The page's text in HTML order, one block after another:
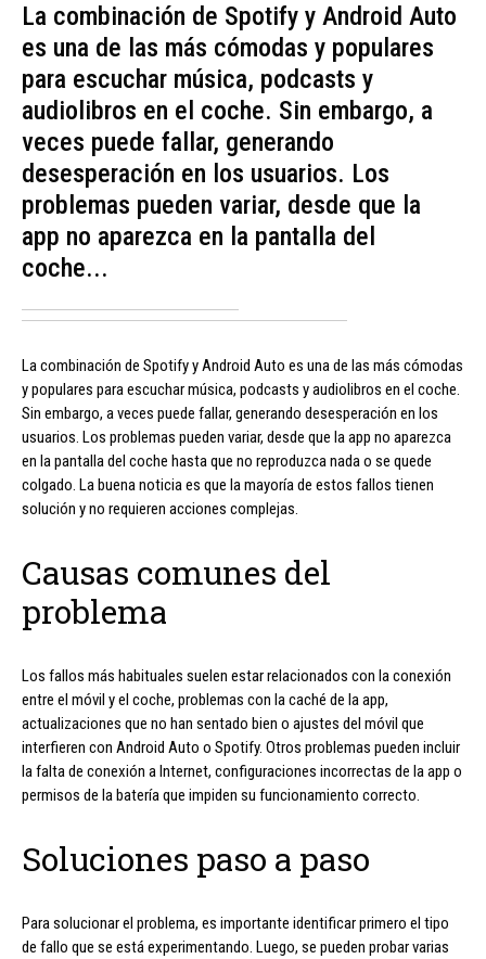
La combinación de Spotify y Android Auto
es una de las más cómodas y populares
para escuchar música, podcasts y
audiolibros en el coche. Sin embargo, a
veces puede fallar, generando
desesperación en los usuarios. Los
problemas pueden variar, desde que la
app no aparezca en la pantalla del
coche...
La combinación de Spotify y Android Auto es una de las más cómodas
y populares para escuchar música, podcasts y audiolibros en el coche.
Sin embargo, a veces puede fallar, generando desesperación en los
usuarios. Los problemas pueden variar, desde que la app no aparezca
en la pantalla del coche hasta que no reproduzca nada o se quede
colgado. La buena noticia es que la mayoría de estos fallos tienen
solución y no requieren acciones complejas.
Causas comunes del
problema
Los fallos más habituales suelen estar relacionados con la conexión
entre el móvil y el coche, problemas con la caché de la app,
actualizaciones que no han sentado bien o ajustes del móvil que
interfieren con Android Auto o Spotify. Otros problemas pueden incluir
la falta de conexión a Internet, configuraciones incorrectas de la app o
permisos de la batería que impiden su funcionamiento correcto.
Soluciones paso a paso
Para solucionar el problema, es importante identificar primero el tipo
de fallo que se está experimentando. Luego, se pueden probar varias